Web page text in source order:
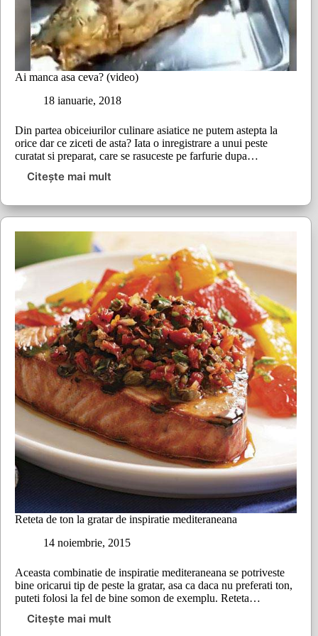
Ai manca asa ceva? (video)
18 ianuarie, 2018
Din partea obiceiurilor culinare asiatice ne putem astepta la
orice dar ce ziceti de asta? Iata o inregistrare a unui peste
curatat si preparat, care se rasuceste pe farfurie dupa…
Citește mai mult
Ai
asa
(video)
Reteta de ton la gratar de inspiratie mediteraneana
14 noiembrie, 2015
Aceasta combinatie de inspiratie mediteraneana se potriveste
bine oricarui tip de peste la gratar, asa ca daca nu preferati ton,
puteti folosi la fel de bine somon de exemplu. Reteta…
Citește mai mult
Reteta